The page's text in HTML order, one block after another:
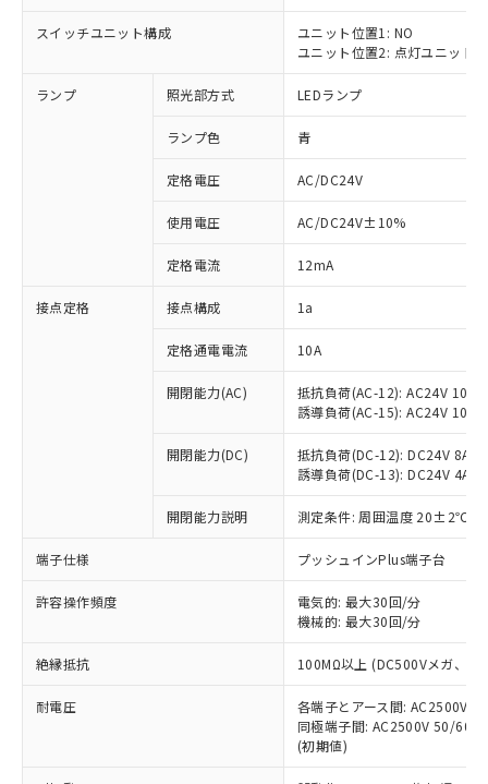
スイッチユニット構成
ユニット位置1: NO
ユニット位置2: 点灯ユニット
ランプ 照光部方式 LEDランプ
ランプ色 青
定格電圧 AC/DC24V
使用電圧 AC/DC24V±10%
定格電流 12mA
接点定格 接点構成 1a
定格通電電流 10A
開閉能力(AC)
抵抗負荷(AC-12): AC24V 10A/
誘導負荷(AC-15): AC24V
開閉能力(DC)
抵抗負荷(DC-12): DC24V 8A/
誘導負荷(DC-13): DC24V 4A/
開閉能力説明 測定条件: 周囲温度 20±2℃、
端子仕様 プッシュインPlus端子台
許容操作頻度
電気的: 最大30回/分
機械的: 最大30回/分
絶縁抵抗 100MΩ以上 (DC500Vメガ、点
耐電圧
各端子とアース間: AC2500V
同極端子間: AC2500V 50/
(初期値)
ご利用条件
以下の条件をお読みいただき、同意のうえ
ご利用ください。
本サービスは、当社制御機器事業取扱
商品の当社在庫状況および標準価格
(税抜)を提供させていただくもので
当社制御機器事業取扱商品の中には、
本サービスの対象外となる商品もある
ことをご了承ください。
在庫状況および標準価格照会結果は、
記載している更新日時点での社内デー
タに基づき作成されるものであり、閲
覧された時点での実際の在庫および標
準価格とは異なる場合があることをご
※1 対応状況
対応済み：EU RoHS指令（10物質）の
非含有に対応した製品が提供可能な商品で
対応予定：EU RoHS指令（10物質）の非含
有に対応した製品に切り替える予定のある
対応予定なし：EU RoHS指令（10物質）の
非含有に非対応の商品で、対応品を出す予
定はありません。
調査・確認中：EU RoHS指令（10物質）の
非含有の対応状況を調査中または確認中の
非該当品：ライセンス料など無形物で、有
害物質有無と関係のない商品です。
仕入先様の事情により、非含有部品として
いたものが、含有品と判明した場合などや
むを得ず変更することがあります。
鉛(Pb) 1000ppm以下、 水銀(Hg) 1000ppm以下、 カド
六価クロム(Cr(Ⅵ)) 1000ppm以下、ポリ臭化ビフェニル
類(PBB) 1000ppm以下、ポリ臭化ジフェニルエーテル類
(PBDE) 1000ppm以下、フタル酸ビス(2-エチルヘキシ
※1 中国RoHS○×表
「○」：最大均質材料含有率が中国RoHSの
基準値以下であることを示します。
「×」：最大均質材料含有率が中国RoHSの
基準値を超えていることを示します。
「－」：未確認です。当社販売部門へお問
い合わせください。
*中国RoHS10物質の基準値 (GB/T26572)：
Pb(鉛) :1000ppm、 Hg(水銀) : 1000ppm、 Cd(カドミウ
Cr(Ⅵ)(六価クロム) : 1000ppm、 PBBs(ポリ臭化ビフェ
当社は、これら貴社製品のうち、外国
為替および外国貿易法に定める商品
（以下｢規制貨物等」という）を輸出
国政府の輸出許可(または役務取引許
可)を取得するなどの必要な手続きを